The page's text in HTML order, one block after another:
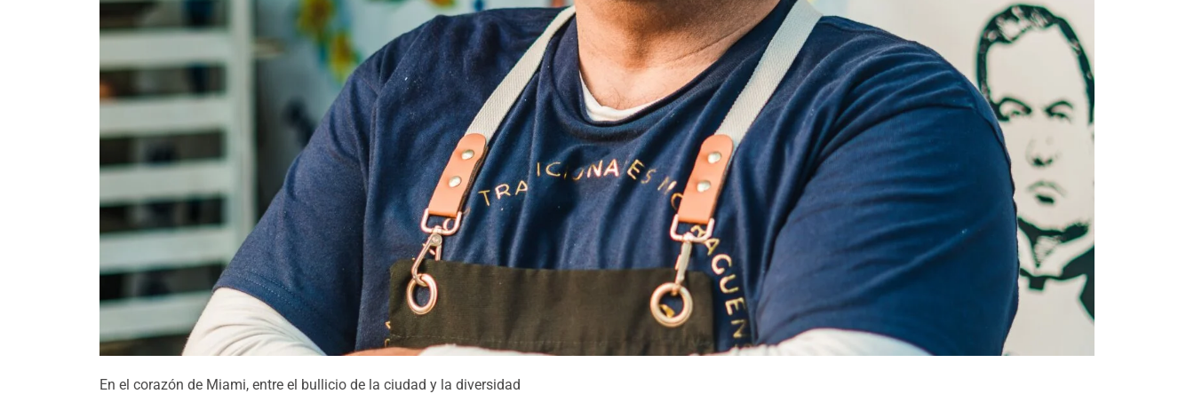
En el corazón de Miami, entre el bullicio de la ciudad y la diversidad